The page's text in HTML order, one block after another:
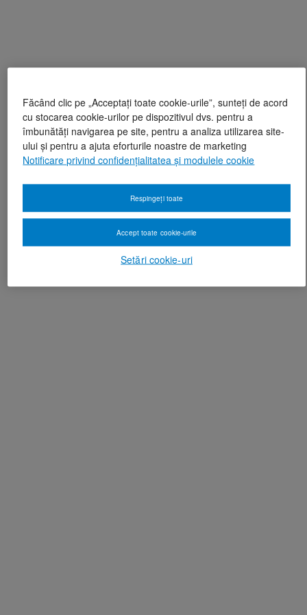
Făcând clic pe „Acceptați toate cookie-urile”, sunteți de acord
cu stocarea cookie-urilor pe dispozitivul dvs. pentru a
îmbunătăți navigarea pe site, pentru a analiza utilizarea site-
ului și pentru a ajuta eforturile noastre de marketing
Notificare privind confidențialitatea și modulele cookie
Setări cookie-uri
Respingeți toate
Accept toate cookie-urile